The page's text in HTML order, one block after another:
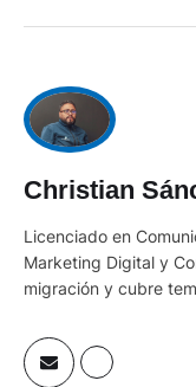
Christian
Licenciado en
Marketing Digital y
migración y cubre